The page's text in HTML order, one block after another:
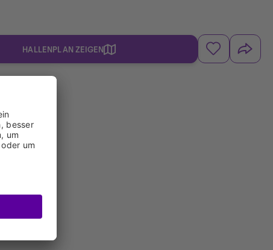
HALLENPLAN ZEIGEN